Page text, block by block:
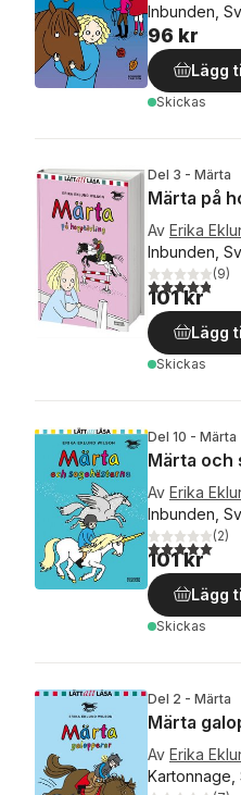
Inbunden,
96 kr
Lägg
Skickas
Del 3 - Märta
Märta på
Av Erika
Inbunden,
4,8utav 5(9)
101 kr
Lägg
Skickas
Del 10 - Märta
Märta och
Av Erika
Inbunden,
5,0utav 5(2)
101 kr
Lägg
Skickas
Del 2 - Märta
Märta
Av Erika